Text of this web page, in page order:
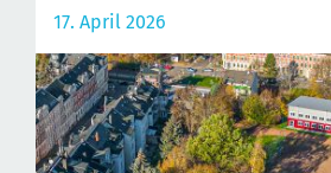
17. April 2026